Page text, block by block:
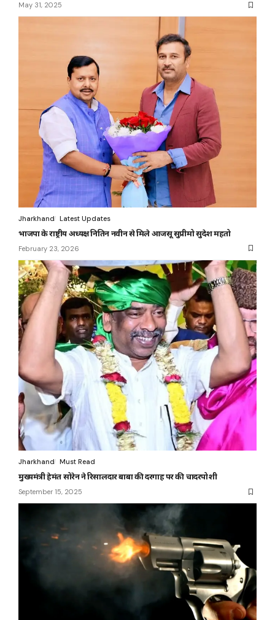
May 31, 2025
Jharkhand Latest Updates
भाजपा के राष्ट्रीय अध्यक्ष नितिन नवीन से मिले आजसू सुप्रीमो सुदेश महतो
February 23, 2026
Jharkhand Must Read
मुख्यमंत्री हेमंत सोरेन ने रिसालदार बाबा की दरगाह पर की चादरपोशी
September 15, 2025